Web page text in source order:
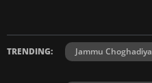
TRENDING: Jammu Choghadiya